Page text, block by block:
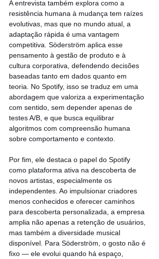
A entrevista também explora como a
resistência humana à mudança tem raízes
evolutivas, mas que no mundo atual, a
adaptação rápida é uma vantagem
competitiva. Söderström aplica esse
pensamento à gestão de produto e à
cultura corporativa, defendendo decisões
baseadas tanto em dados quanto em
teoria. No Spotify, isso se traduz em uma
abordagem que valoriza a experimentação
com sentido, sem depender apenas de
testes A/B, e que busca equilibrar
algoritmos com compreensão humana
sobre comportamento e contexto.
Por fim, ele destaca o papel do Spotify
como plataforma ativa na descoberta de
novos artistas, especialmente os
independentes. Ao impulsionar criadores
menos conhecidos e oferecer caminhos
para descoberta personalizada, a empresa
amplia não apenas a retenção de usuários,
mas também a diversidade musical
disponível. Para Söderström, o gosto não é
fixo — ele evolui quando há espaço,